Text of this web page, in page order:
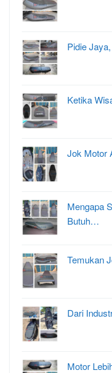
Pidie
Ketika
Jok Motor
Mengapa
Butuh…
Temukan
Dari
Motor